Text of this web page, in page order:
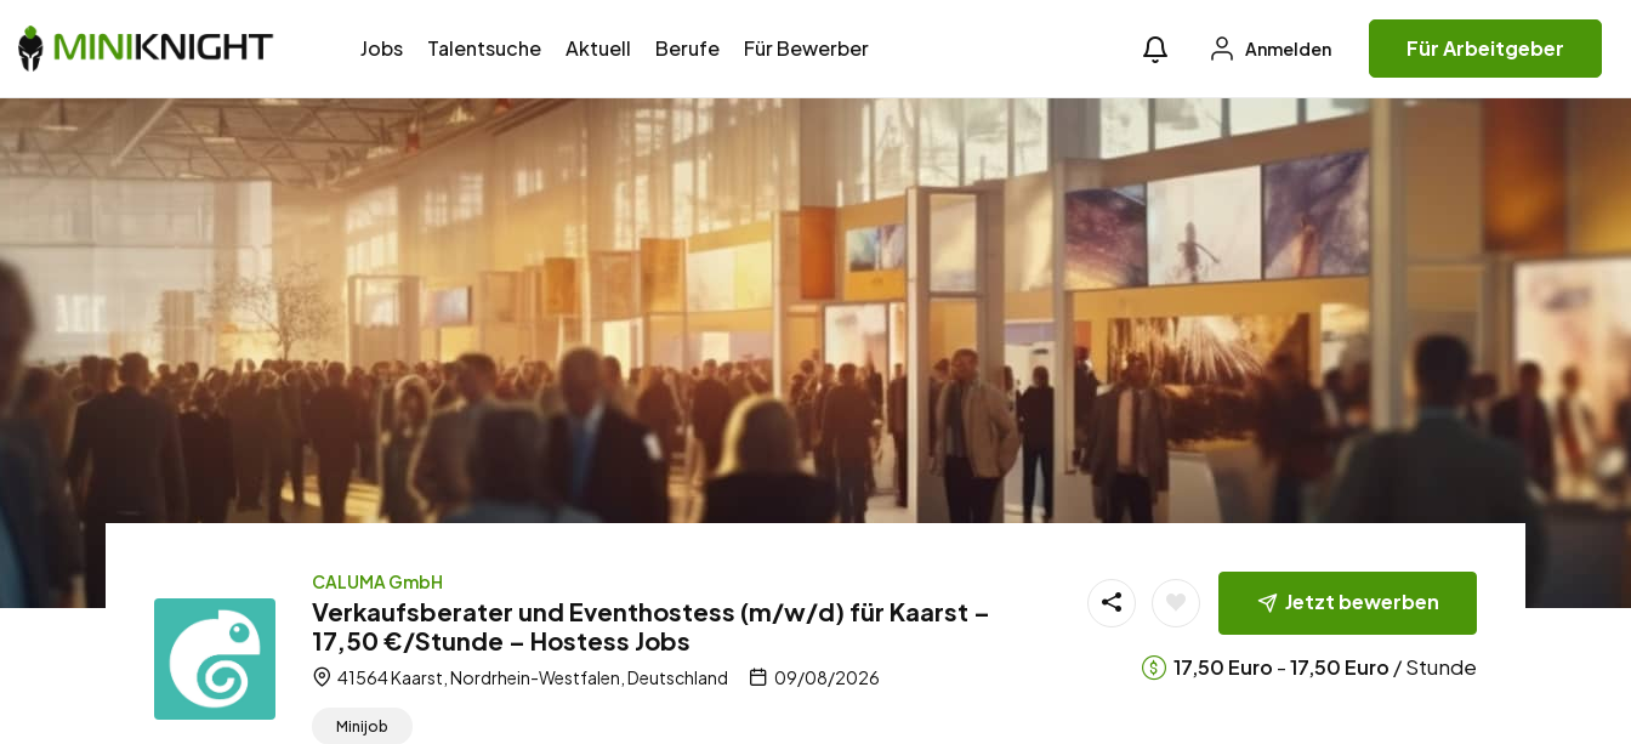
Jobs Talentsuche Aktuell Berufe Für Bewerber Anmelden Für Arbeitgeber
CALUMA GmbH
Verkaufsberater und Eventhostess (m/w/d) für Kaarst –
17,50 €/Stunde – Hostess Jobs
41564 Kaarst, Nordrhein-Westfalen, Deutschland 09/08/2026
Minijob
Jetzt bewerben
17,50 Euro -17,50 Euro / Stunde